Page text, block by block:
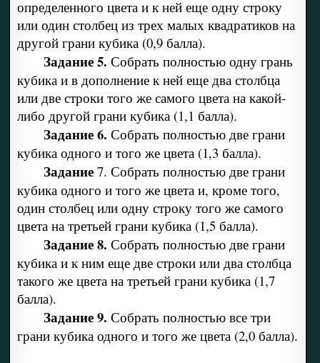
определенного цве­та и к ней еще одну строку
или один столбец из трех малых квад­ратиков на
другой грани кубика (0,9 балла).
Задание 5. Собрать полностью одну грань
кубика и в допол­нение к ней еще два столбца
или две строки того же самого цвета на какой-
либо другой грани кубика (1,1 балла).
Задание 6. Собрать полностью две грани
кубика одного и то­го же цвета (1,3 балла).
Задание 7. Собрать полностью две грани
кубика одного и то­го же цвета и, кроме того,
один столбец или одну строку того же самого
цвета на третьей грани кубика (1,5 балла).
Задание 8. Собрать полностью две грани
кубика и к ним еще две строки или два столбца
такого же цвета на третьей грани ку­бика (1,7
балла).
Задание 9. Собрать полностью все три
грани кубика одного и того же цвета (2,0 балла).